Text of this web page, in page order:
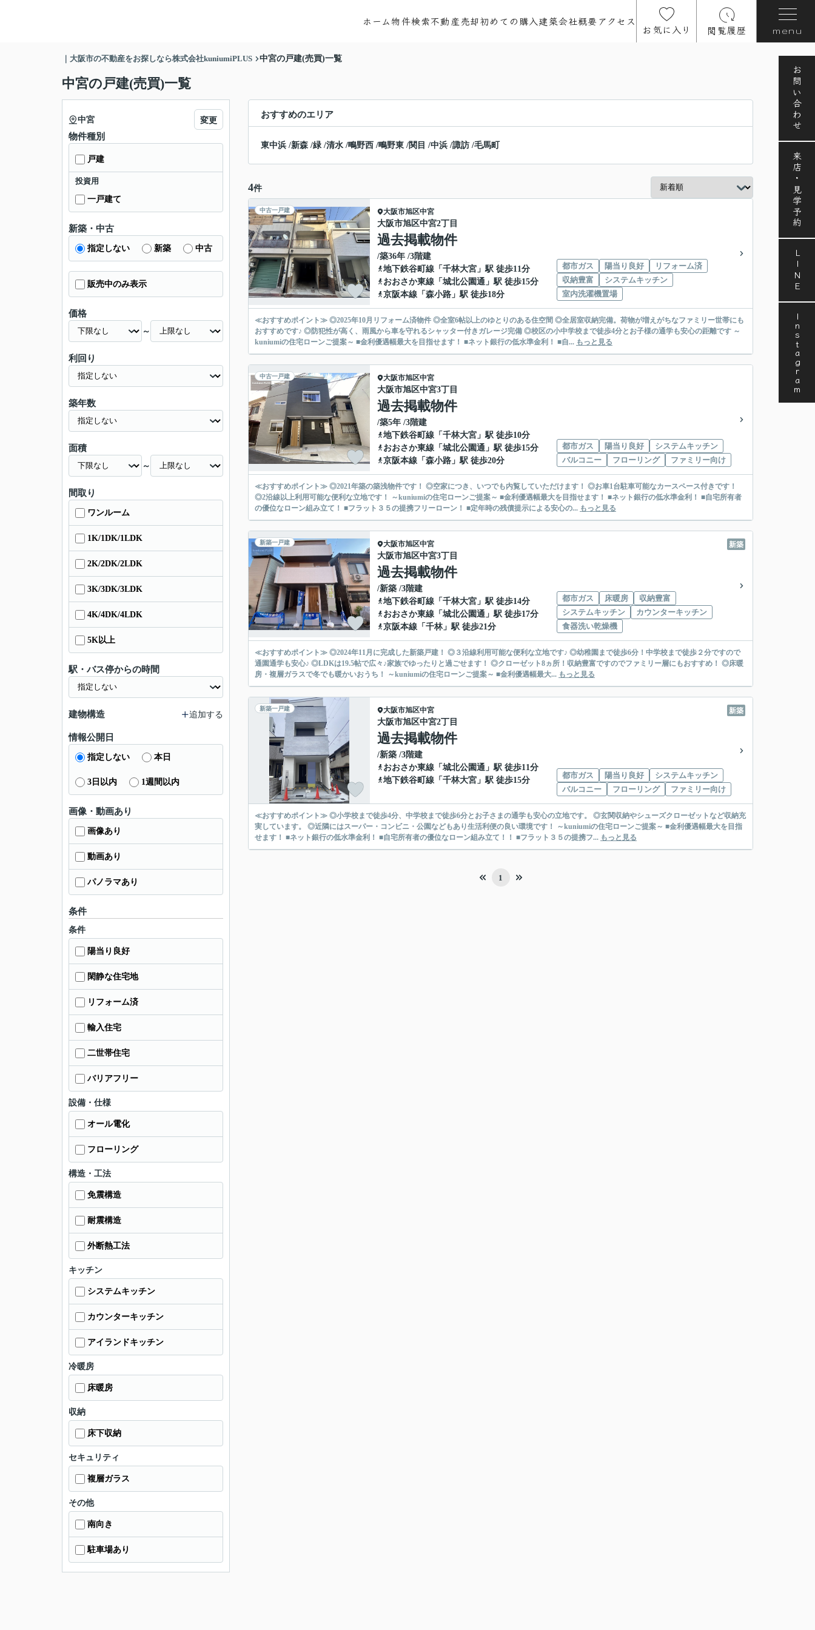
ホーム物件検索不動産売却初めての購入建築会社概要アクセス
お気に入り 閲覧履歴 menu
お問い合わせ
来店・見学予約
LINE
Instagram
｜大阪市の不動産をお探しなら株式会社kuniumiPLUS 中宮の戸建(売買)一覧
中宮の戸建(売買)一覧
おすすめのエリア
東中浜 /新森 /緑/清水 /鴫野西 /鴫野東 /関目 /中浜 /諏訪 /毛馬町
4件
中古一戸建 大阪市旭区中宮
大阪市旭区中宮2丁目
過去掲載物件
/築36年 /3階建
地下鉄谷町線 「 千林大宮 」駅 徒歩11分
おおさか東線 「 城北公園通 」駅 徒歩15分
京阪本線 「 森小路 」駅 徒歩18分
都市ガス 陽当り良好
リフォーム済
収納豊富
システムキッチン
室内洗濯機置場
≪おすすめポイント≫ ◎2025年10月リフォーム済物件 ◎全室6帖以上のゆとりのある住空間 ◎全居室収納完備。荷物が増えがちなファミリー世帯にも
おすすめです♪ ◎防犯性が高く、雨風から車を守れるシャッター付きガレージ完備 ◎校区の小中学校まで徒歩4分とお子様の通学も安心の距離です ～
kuniumiの住宅ローンご提案～ ■金利優遇幅最大を目指せます！ ■ネット銀行の低水準金利！ ■自... もっと見る
中古一戸建 大阪市旭区中宮
大阪市旭区中宮3丁目
過去掲載物件
/築5年 /3階建
地下鉄谷町線 「 千林大宮 」駅 徒歩10分
おおさか東線 「 城北公園通 」駅 徒歩15分
京阪本線 「 森小路 」駅 徒歩20分
都市ガス 陽当り良好
システムキッチン
バルコニー
フローリング ファミリー向け
≪おすすめポイント≫ ◎2021年築の築浅物件です！ ◎空家につき、いつでも内覧していただけます！ ◎お車1台駐車可能なカースペース付きです！
◎2沿線以上利用可能な便利な立地です！ ～kuniumiの住宅ローンご提案～ ■金利優遇幅最大を目指せます！ ■ネット銀行の低水準金利！ ■自宅所有者
の優位なローン組み立て！ ■フラット３５の提携フリーローン！ ■定年時の残債提示による安心の... もっと見る
新築一戸建 新築
大阪市旭区中宮
大阪市旭区中宮3丁目
過去掲載物件
/新築 /3階建
地下鉄谷町線 「 千林大宮 」駅 徒歩14分
おおさか東線 「 城北公園通 」駅 徒歩17分
京阪本線 「 千林」駅 徒歩21分
都市ガス 床暖房
収納豊富
システムキッチン
カウンターキッチン
食器洗い乾燥機
≪おすすめポイント≫ ◎2024年11月に完成した新築戸建！ ◎３沿線利用可能な便利な立地です♪ ◎幼稚園まで徒歩6分！中学校まで徒歩２分ですので
通園通学も安心♪ ◎LDKは19.5帖で広々♪家族でゆったりと過ごせます！ ◎クローゼット8ヵ所！収納豊富ですのでファミリー層にもおすすめ！ ◎床暖
房・複層ガラスで冬でも暖かいおうち！ ～kuniumiの住宅ローンご提案～ ■金利優遇幅最大... もっと見る
新築一戸建 新築
大阪市旭区中宮
大阪市旭区中宮2丁目
過去掲載物件
/新築 /3階建
おおさか東線 「 城北公園通 」駅 徒歩11分
地下鉄谷町線 「 千林大宮 」駅 徒歩15分
都市ガス 陽当り良好
システムキッチン
バルコニー
フローリング ファミリー向け
≪おすすめポイント≫ ◎小学校まで徒歩4分、中学校まで徒歩6分とお子さまの通学も安心の立地です。 ◎玄関収納やシューズクローゼットなど収納充
実しています。 ◎近隣にはスーパー・コンビニ・公園などもあり生活利便の良い環境です！ ～kuniumiの住宅ローンご提案～ ■金利優遇幅最大を目指
せます！ ■ネット銀行の低水準金利！ ■自宅所有者の優位なローン組み立て！！ ■フラット３５の提携フ... もっと見る
1
中宮 変更
物件種別
戸建
投資用
一戸建て
新築・中古
指定しない 新築 中古
販売中のみ表示
価格
～
利回り
築年数
面積
～
間取り
ワンルーム
1K/1DK/1LDK
2K/2DK/2LDK
3K/3DK/3LDK
4K/4DK/4LDK
5K以上
駅・バス停からの時間
建物構造 追加する
情報公開日
指定しない 本日
3日以内 1週間以内
画像・動画あり
画像あり
動画あり
パノラマあり
条件
条件
陽当り良好
閑静な住宅地
リフォーム済
輸入住宅
二世帯住宅
バリアフリー
設備・仕様
オール電化
フローリング
構造・工法
免震構造
耐震構造
外断熱工法
キッチン
システムキッチン
カウンターキッチン
アイランドキッチン
冷暖房
床暖房
収納
床下収納
セキュリティ
複層ガラス
その他
南向き
駐車場あり